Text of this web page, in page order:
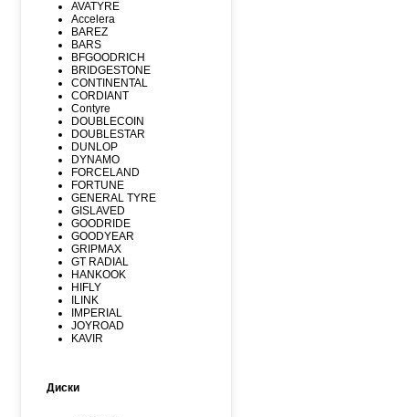
AVATYRE
Accelera
BAREZ
BARS
BFGOODRICH
BRIDGESTONE
CONTINENTAL
CORDIANT
Contyre
DOUBLECOIN
DOUBLESTAR
DUNLOP
DYNAMO
FORCELAND
FORTUNE
GENERAL TYRE
GISLAVED
GOODRIDE
GOODYEAR
GRIPMAX
GT RADIAL
HANKOOK
HIFLY
ILINK
IMPERIAL
JOYROAD
KAVIR
LAUFENN
Диски